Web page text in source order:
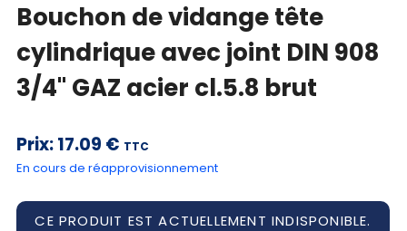
compte
Mon
panier
Bouchon de vidange tête
cylindrique avec joint DIN 908
3/4" GAZ acier cl.5.8 brut
Prix:17.09 € TTC
En cours de réapprovisionnement
CE PRODUIT EST ACTUELLEMENT INDISPONIBLE.